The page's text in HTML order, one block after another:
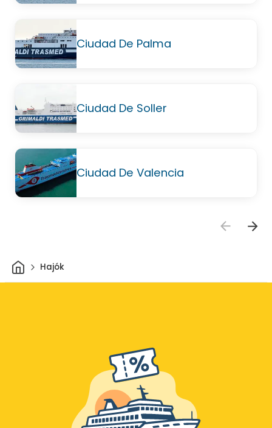
Ciudad De Palma
Ciudad De Soller
Ciudad De Valencia
Otthon
Hajók